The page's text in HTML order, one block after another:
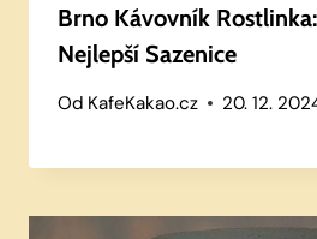
Brno Kávovník
Nejlepší Sazenice
Od KafeKakao.cz 20. 12.